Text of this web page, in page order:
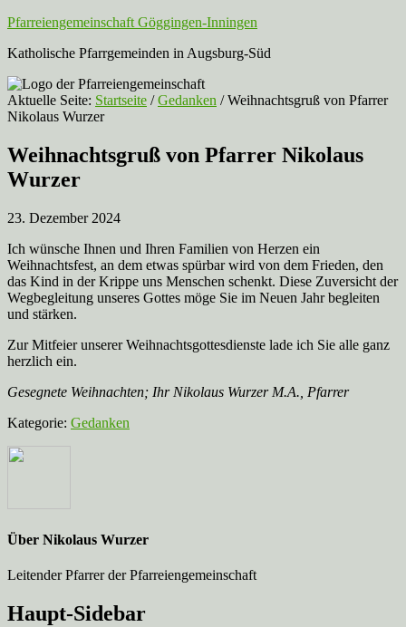
Pfarreiengemeinschaft Göggingen-Inningen
Katholische Pfarrgemeinden in Augsburg-Süd
Aktuelle Seite: Startseite / Gedanken /Weihnachtsgruß von Pfarrer
Nikolaus Wurzer
Weihnachtsgruß von Pfarrer Nikolaus
Wurzer
23. Dezember 2024
Ich wünsche Ihnen und Ihren Familien von Herzen ein
Weihnachtsfest, an dem etwas spürbar wird von dem Frieden, den
das Kind in der Krippe uns Menschen schenkt. Diese Zuversicht der
Wegbegleitung unseres Gottes möge Sie im Neuen Jahr begleiten
und stärken.
Zur Mitfeier unserer Weihnachtsgottesdienste lade ich Sie alle ganz
herzlich ein.
Gesegnete Weihnachten; Ihr Nikolaus Wurzer M.A., Pfarrer
Kategorie: Gedanken
Über Nikolaus Wurzer
Leitender Pfarrer der Pfarreiengemeinschaft
Haupt-Sidebar